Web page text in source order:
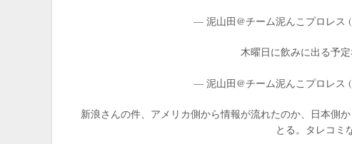
— 泥山田@チーム泥んこプロレス
木曜日に飲みに出る予
— 泥山田@チーム泥んこプロレス
新浪さんの件、アメリカ側から情報が流れたのか、日本側
とる。タレコミ